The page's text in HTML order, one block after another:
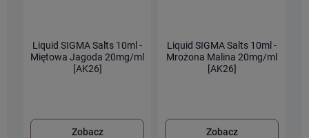
Liquid SIGMA Salts 10ml -
Miętowa Jagoda 20mg/ml
[AK26]
Zobacz
Liquid SIGMA Salts 10ml -
Mrożona Malina 20mg/ml
[AK26]
Zobacz